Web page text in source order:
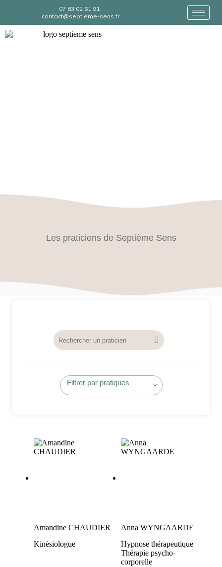
07 83 02 61 91
contact@septieme-sens.fr
Les praticiens de Septième Sens
Amandine CHAUDIER
Kinésiologue
Anna WYNGAARDE
Hypnose thérapeutique
Thérapie psycho-
corporelle